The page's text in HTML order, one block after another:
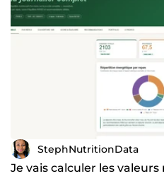
StephNutritionData
Je vais calculer les